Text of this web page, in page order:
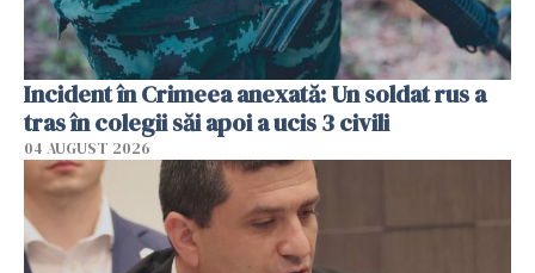
Incident în Crimeea anexată: Un soldat rus a
tras în colegii săi apoi a ucis 3 civili
04 AUGUST 2026